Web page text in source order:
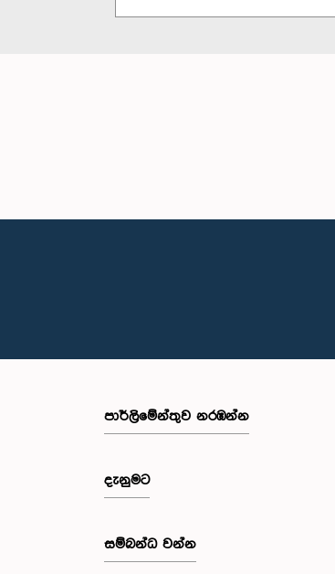
පාර්ලි‌මේන්තුව නරඹන්න
දැනුමට
සම්බන්ධ වන්න